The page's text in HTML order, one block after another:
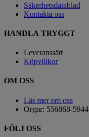
Säkerhetsdatablad
Kontakta oss
HANDLA TRYGGT
Leveranssätt
Köpvillkor
OM OSS
Läs mer om oss
Orgnr: 556868-5944
FÖLJ OSS